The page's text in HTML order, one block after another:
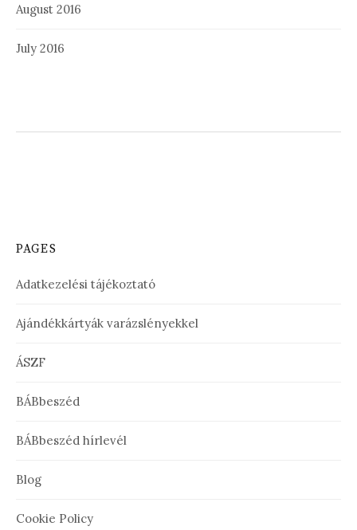
August 2016
July 2016
PAGES
Adatkezelési tájékoztató
Ajándékkártyák varázslényekkel
ÁSZF
BÁBbeszéd
BÁBbeszéd hírlevél
Blog
Cookie Policy